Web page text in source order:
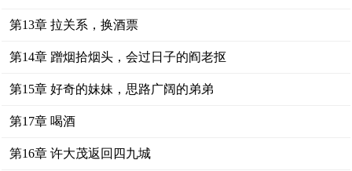
第13章 拉关系，换酒票
第14章 蹭烟拾烟头，会过日子的阎老抠
第15章 好奇的妹妹，思路广阔的弟弟
第17章 喝酒
第16章 许大茂返回四九城